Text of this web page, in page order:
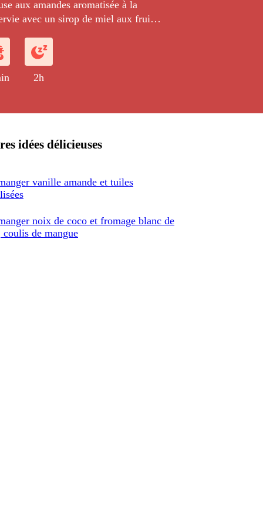
aux amandes aromatisée à la
avec un sirop de miel aux fruits
2h
idées délicieuses
vanille amande et tuiles
noix de coco et fromage blanc de
coulis de mangue